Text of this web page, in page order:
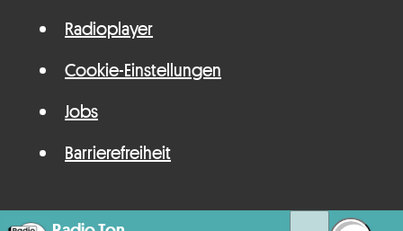
Radioplayer
Cookie-Einstellungen
Jobs
Barrierefreiheit